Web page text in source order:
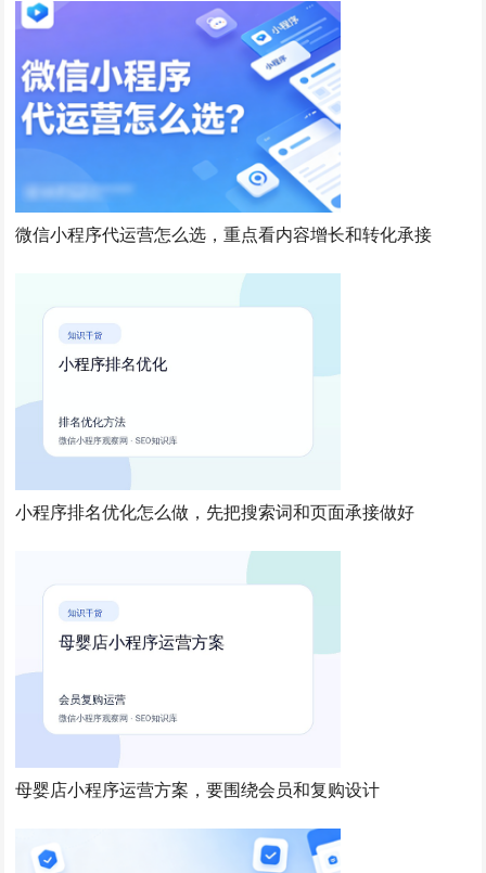
微信小程序代运营怎么选，重点看内容增长和转化承接
小程序排名优化怎么做，先把搜索词和页面承接做好
母婴店小程序运营方案，要围绕会员和复购设计